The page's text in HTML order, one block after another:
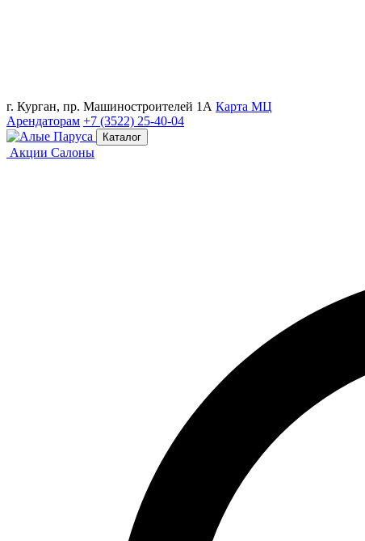
г. Курган, пр. Машиностроителей 1А Карта МЦ
Арендаторам +7 (3522) 25-40-04
Каталог
Акции Салоны